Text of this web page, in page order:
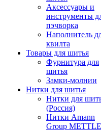
Аксессуары и
инструменты
пэчворка
Наполнитель
квилта
Товары для шитья
Фурнитура для
шитья
Замки-молнии
Нитки для шитья
Нитки для
(Россия)
Нитки Amann
Group